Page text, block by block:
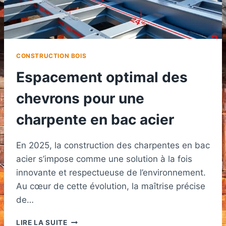
CONSTRUCTION BOIS
Espacement optimal des
chevrons pour une
charpente en bac acier
En 2025, la construction des charpentes en bac
acier s’impose comme une solution à la fois
innovante et respectueuse de l’environnement.
Au cœur de cette évolution, la maîtrise précise
de…
LIRE LA SUITEESPACEMENT